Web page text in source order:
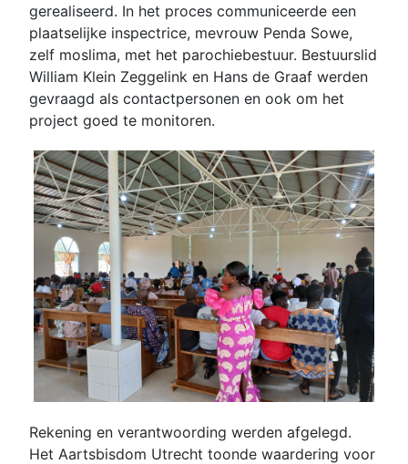
gerealiseerd. In het proces communiceerde een
plaatselijke inspectrice, mevrouw Penda Sowe,
zelf moslima, met het parochiebestuur. Bestuurslid
William Klein Zeggelink en Hans de Graaf werden
gevraagd als contactpersonen en ook om het
project goed te monitoren.
Rekening en verantwoording werden afgelegd.
Het Aartsbisdom Utrecht toonde waardering voor